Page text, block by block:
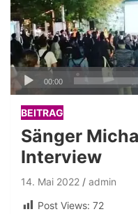
Audio-
Player
00:00
BEITRAG
Sänger
Interview
14. Mai 2022
admin
Post Views: 72